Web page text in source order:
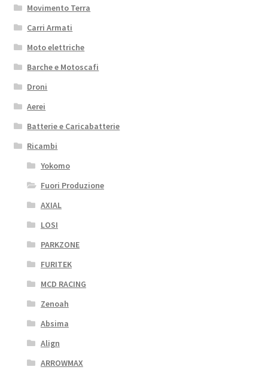
Movimento Terra
Carri Armati
Moto elettriche
Barche e Motoscafi
Droni
Aerei
Batterie e Caricabatterie
Ricambi
Yokomo
Fuori Produzione
AXIAL
LOSI
PARKZONE
FURITEK
MCD RACING
Zenoah
Absima
Align
ARROWMAX